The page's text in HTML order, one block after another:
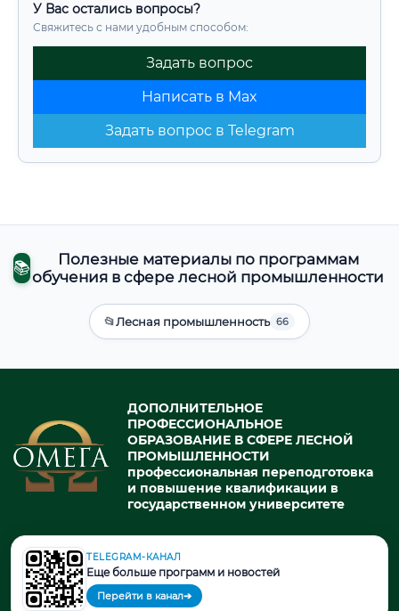
У Вас остались вопросы?
Свяжитесь с нами удобным способом:
Задать вопрос
Написать в Max
Задать вопрос в Telegram
📚
Полезные материалы по программам
обучения в сфере лесной промышленности
📂Лесная промышленность 66
ДОПОЛНИТЕЛЬНОЕ
ПРОФЕССИОНАЛЬНОЕ
ОБРАЗОВАНИЕ В СФЕРЕ ЛЕСНОЙ
ПРОМЫШЛЕННОСТИ
профессиональная переподготовка
и повышение квалификации в
государственном университете
© 2026. При использовании материалов портала активная ссылка
на источник обязательна.
TELEGRAM-КАНАЛ
Еще больше программ и новостей
Перейти в канал➔